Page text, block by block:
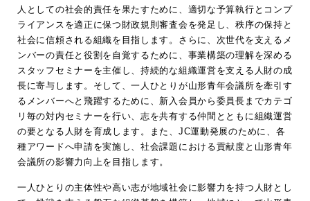
人としての社会的責任を果たすために、適切な予算執行とコンプ
ライアンスを適正に保つ財政規則審査会を発足し、秩序の保持と
社会に信頼される組織を目指します。さらに、次世代を支えるメ
ンバーの責任と役割を自覚するために、事業構築の理解を深める
スタッフセミナーを主催し、持続的な組織運営を支える人財の成
長に寄与します。そして、一人ひとりが山形青年会議所を牽引す
るメンバーへと飛躍するために、新入会員から委員長までカテゴ
リ毎の対内セミナーを行い、志を共有する仲間とともに組織運営
の要となる人財を育成します。また、JC運動発展のために、各
種アワードへ申請を実施し、社会課題における貢献度と山形青年
会議所の影響力向上を目指します。
一人ひとりの主体性や高い志が地域社会に影響力を持つ人財とし